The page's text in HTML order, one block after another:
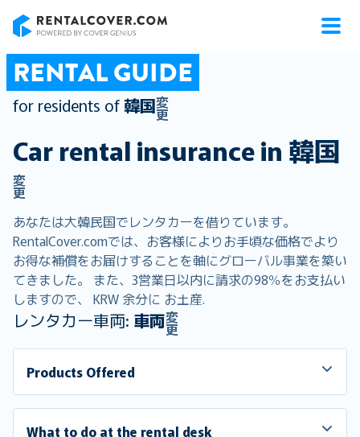
RENTAL GUIDE
for residents of韓国変
更
Car rental insurance in 韓国
変
更
あなたは大韓民国でレンタカーを借りています。
RentalCover.comでは、お客様によりお手頃な価格でより
お得な補償をお届けすることを軸にグローバル事業を築い
てきました。 また、3営業日以内に請求の98％をお支払い
しますので、 KRW 余分に お土産.
レンタカー車両: 車両変
更
Products Offered
What to do at the rental desk